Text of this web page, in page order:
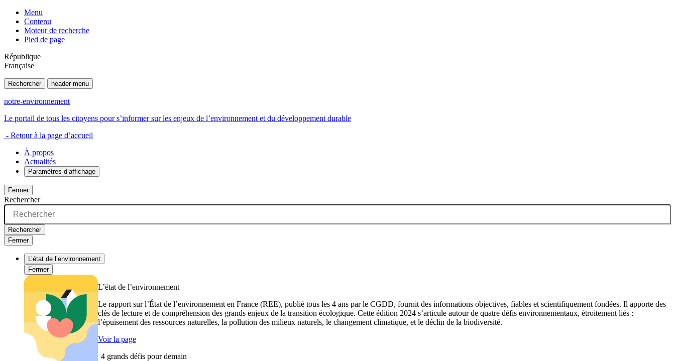
Menu
Contenu
Moteur de recherche
Pied de page
République
Française
Rechercher header menu
notre-environnement
Le portail de tous les citoyens pour s’informer sur les enjeux de l’environnement et du développement durable
- Retour à la page d’accueil
À propos
Actualités
Paramètres d’affichage
Fermer
Rechercher
Rechercher
Fermer
L’état de l’environnement
Fermer
L’état de l’environnement
Le rapport sur l’État de l’environnement en France (REE), publié tous les 4 ans par le CGDD, fournit des informations objectives, fiables et scientifiquement fondées. Il apporte des
clés de lecture et de compréhension des grands enjeux de la transition écologique. Cette édition 2024 s’articule autour de quatre défis environnementaux, étroitement liés :
l’épuisement des ressources naturelles, la pollution des milieux naturels, le changement climatique, et le déclin de la biodiversité.
Voir la page
4 grands défis pour demain